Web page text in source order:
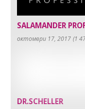
SALAMANDER
октомври 17, 2017 (1
DR.SCHELLER